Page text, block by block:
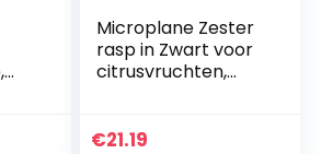
Microplane Zester
rasp in Zwart voor
citrusvruchten,
chocolade,
€21.19